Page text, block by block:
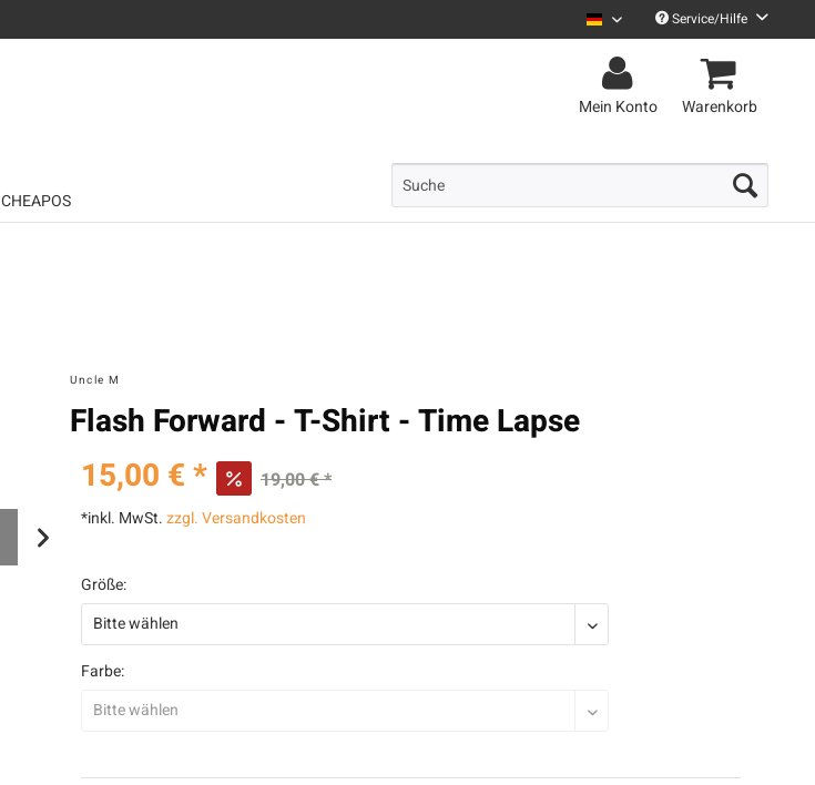
Uncle M DeutschService/Hilfe
Mein Konto Warenkorb
CHEAPOS
Uncle M
Flash Forward - T-Shirt - Time Lapse
15,00 € * 19,00 € *
*inkl. MwSt.zzgl. Versandkosten
Größe:
Farbe: